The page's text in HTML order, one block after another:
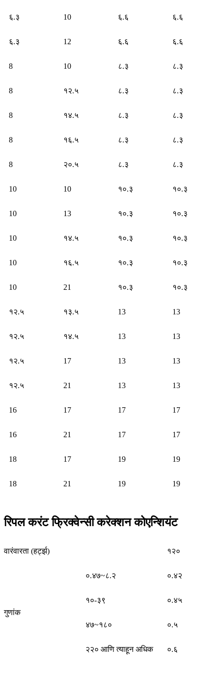
६.३ 10 ६.६ ६.६
६.३ 12 ६.६ ६.६
8 10 ८.३ ८.३
8 १२.५ ८.३ ८.३
8 १४.५ ८.३ ८.३
8 १६.५ ८.३ ८.३
8 २०.५ ८.३ ८.३
10 10 १०.३ १०.३
10 13 १०.३ १०.३
10 १४.५ १०.३ १०.३
10 १६.५ १०.३ १०.३
10 21 १०.३ १०.३
१२.५ १३.५ 13 13
१२.५ १४.५ 13 13
१२.५ 17 13 13
१२.५ 21 13 13
16 17 17 17
16 21 17 17
18 17 19 19
18 21 19 19
रिपल करंट फ्रिक्वेन्सी करेक्शन कोएन्शियंट
वारंवारता (हर्ट्झ) १२०
गुणांक
०.४७~८.२ ०.४२
१०-३९ ०.४५
४७~१८० ०.५
२२० आणि त्याहून अधिक ०.६